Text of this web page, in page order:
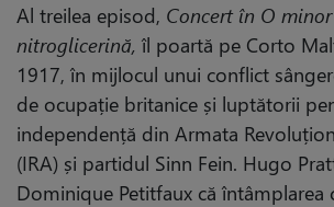
Al treilea episod, Concert în O
nitroglicerină, îl poartă pe Corto
1917, în mijlocul unui conflict
de ocupație britanice și luptătorii
independență din Armata
(IRA) și partidul Sinn Fein. Hugo
Dominique Petitfaux că întâmplarea